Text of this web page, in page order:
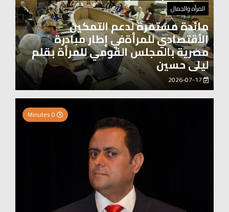
المرأه والجمال
مائدة مستمرة لدعم التمكين
الأقتصادي للمرأةفي إطار مبادرة
مصرية بالمجلس القومي للمرأة بقلم
ليلى حسين
2026-07-17